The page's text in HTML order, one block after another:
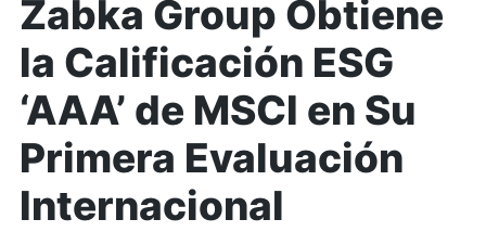
Żabka Group Obtiene
la Calificación ESG
‘AAA’ de MSCI en Su
Primera Evaluación
Internacional